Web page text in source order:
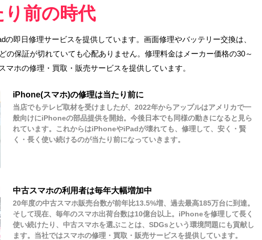
前の時代
の即日修理サービスを提供しています。画面修理やバッテリー交換は、
の保証が切れていても心配ありません。修理料金はメーカー価格の30～
ホの修理・買取・販売サービスを提供しています。
iPhone(スマホ)の修理は当たり前に
当店でもテレビ取材を受けましたが、2022年からアップルはアメリカで一
般向けにiPhoneの部品提供を開始。今後日本でも同様の動きになると見ら
れています。これからはiPhoneやiPadが壊れても、修理して、安く・賢
く・長く使い続けるのが当たり前になっていきます。
中古スマホの利用者は毎年大幅増加中
20年度の中古スマホ販売台数が前年比13.5%増、過去最高185万台に到達。
そして現在、毎年のスマホ出荷台数は10億台以上。iPhoneを修理して長く
使い続けたり、中古スマホを選ぶことは、SDGsという環境問題にも貢献し
ます。当社ではスマホの修理・買取・販売サービスを提供しています。